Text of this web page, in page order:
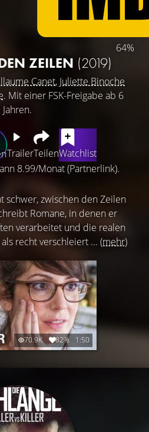
64%
ZEILEN (2019)
Canet, Juliette Binoche
. Mit einer FSK-Freigabe ab 6
Jahren.
TrailerTeilenWatchlist
8.99/Monat (Partnerlink).
schwer, zwischen den Zeilen
Romane, in denen er
verarbeitet und die realen
recht verschleiert ... (mehr)
70.9K 82% 1:50